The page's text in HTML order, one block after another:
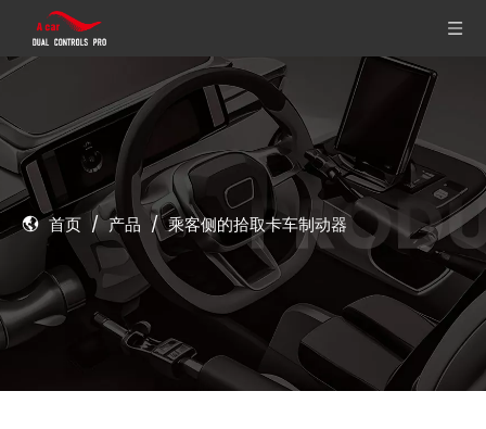
首页 / 产品 / 乘客侧的拾取卡车制动器